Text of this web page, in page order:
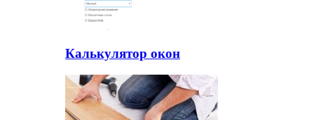
Калькулятор окон